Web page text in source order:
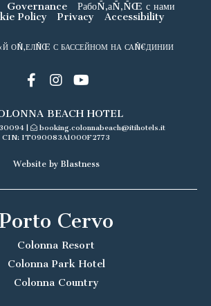
Governance
РабоÑ‚аÑ‚ÑŒ с нами
Policy Privacy Accessibility
ОÑ‚ЕЛÑŒ С БАССЕЙНОМ НА САÑ€ДИНИИ
BEACH HOTEL
|
booking.colonnabeach@itihotels.it
CIN: IT090083A1000F2773
Website by Blastness
Porto Cervo
Colonna Resort
Colonna Park Hotel
Colonna Country